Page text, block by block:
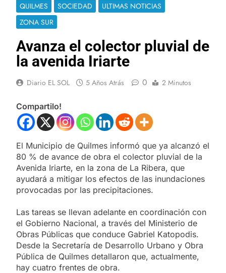
QUILMES SOCIEDAD
ULTIMAS NOTICIAS
ZONA SUR
Avanza el colector pluvial de
la avenida Iriarte
Diario EL SOL 5 Años Atrás 0 2 Minutos
Compartilo!
El Municipio de Quilmes informó que ya alcanzó el
80 % de avance de obra el colector pluvial de la
Avenida Iriarte, en la zona de La Ribera, que
ayudará a mitigar los efectos de las inundaciones
provocadas por las precipitaciones.
Las tareas se llevan adelante en coordinación con
el Gobierno Nacional, a través del Ministerio de
Obras Públicas que conduce Gabriel Katopodis.
Desde la Secretaría de Desarrollo Urbano y Obra
Pública de Quilmes detallaron que, actualmente,
hay cuatro frentes de obra.